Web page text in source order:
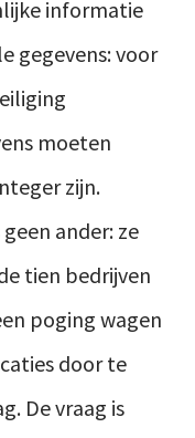
informatie
gegevens: voor
moeten
zijn.
ander: ze
tien bedrijven
poging wagen
door te
De vraag is